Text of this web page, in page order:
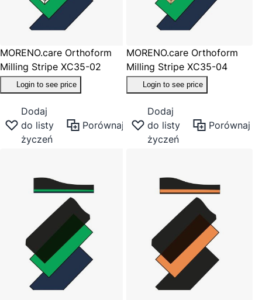
MORENO.care Orthoform
Milling Stripe XC35-02
Login to see price
Dodaj
do listy
życzeń
Porównaj
MORENO.care Orthoform
Milling Stripe XC35-04
Login to see price
Dodaj
do listy
życzeń
Porównaj